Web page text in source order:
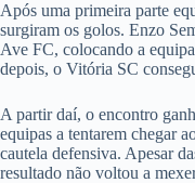
Após uma primeira parte
surgiram os golos. Enzo
Ave FC, colocando a
depois, o Vitória SC
A partir daí, o encontro
equipas a tentarem chegar
cautela defensiva. Apesar
resultado não voltou a